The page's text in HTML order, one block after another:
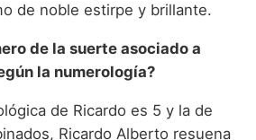
de noble estirpe y brillante.
de la suerte asociado a
la numerología?
de Ricardo es 5 y la de
Ricardo Alberto resuena